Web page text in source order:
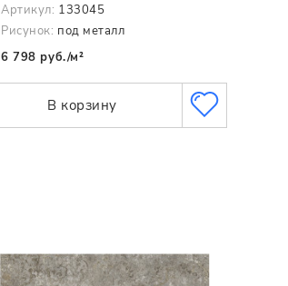
Артикул: 133045
Рисунок: под металл
6 798 руб./м²
В корзину